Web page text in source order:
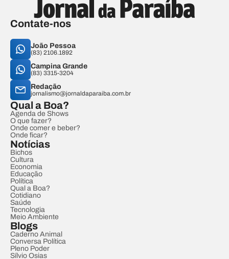
Contate-nos
João Pessoa
(83) 2106.1892
Campina Grande
(83) 3315-3204
Redação
jornalismo@jornaldaparaiba.com.br
Qual a Boa?
Agenda de Shows
O que fazer?
Onde comer e beber?
Onde ficar?
Notícias
Bichos
Cultura
Economia
Educação
Política
Qual a Boa?
Cotidiano
Saúde
Tecnologia
Meio Ambiente
Blogs
Caderno Animal
Conversa Política
Pleno Poder
Sílvio Osias